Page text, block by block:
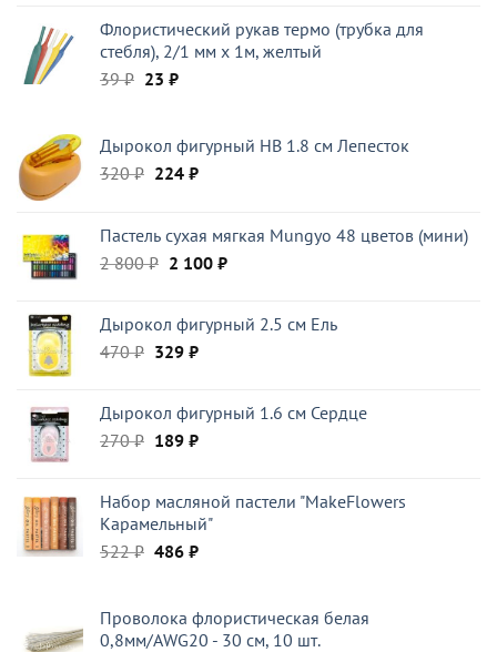
составляла
80 ₽.
52 ₽.
Флористический рукав термо (трубка для
стебля), 2/1 мм x 1м, желтый
39₽ Первоначальная
39 ₽.
23 ₽Текущая
Дырокол фигурный HB 1.8 см Лепесток
320₽ Первоначальная
320 ₽.
224 ₽Текущая
Пастель сухая мягкая Mungyo 48 цветов (мини)
2 800₽ Первоначальная
2
800 ₽.
2 100 ₽Текущая
100 ₽.
Дырокол фигурный 2.5 см Ель
470₽ Первоначальная
470 ₽.
329 ₽Текущая
Дырокол фигурный 1.6 см Сердце
270₽ Первоначальная
270 ₽.
189 ₽Текущая
Набор масляной пастели "MakeFlowers
Карамельный"
522₽ Первоначальная
522 ₽.
486 ₽Текущая
Проволока флористическая белая
0,8мм/AWG20 - 30 см, 10 шт.